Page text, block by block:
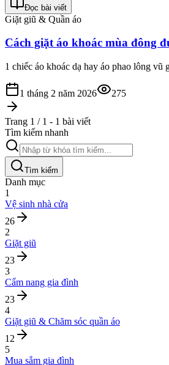
Đọc bài viết
Giặt giũ & Quần áo
Cách giặt áo khoác mùa đông
1 chiếc áo khoác dạ hay áo phao lông
1 tháng 2 năm 2026 275
Trang 1 / 1 - 1 bài viết
Tìm kiếm nhanh
Tìm kiếm
Danh mục
1
Vệ sinh nhà cửa
26
2
Giặt giũ
23
3
Cẩm nang gia đình
23
4
Giặt giũ & Chăm sóc quần áo
12
5
Mua sắm gia đình